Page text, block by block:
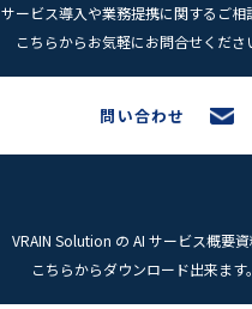
サービス導⼊や業務提携に関するご相
こちらからお気軽にお問合せくださ
問い合わせ
VRAIN Solution の AI サービス概要
こちらからダウンロード出来ます。